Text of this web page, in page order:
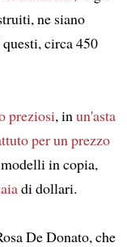
ne siano
circa 450
preziosi, inun'asta
perun prezzo
in copia,
di dollari.
De Donato, che